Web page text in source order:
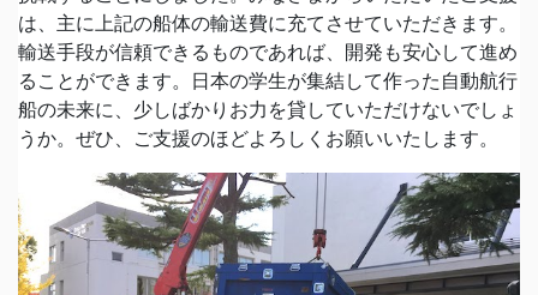
は、主に上記の船体の輸送費に充てさせていただきます。
輸送手段が信頼できるものであれば、開発も安心して進め
ることができます。日本の学生が集結して作った自動航行
船の未来に、少しばかりお力を貸していただけないでしょ
うか。ぜひ、ご支援のほどよろしくお願いいたします。